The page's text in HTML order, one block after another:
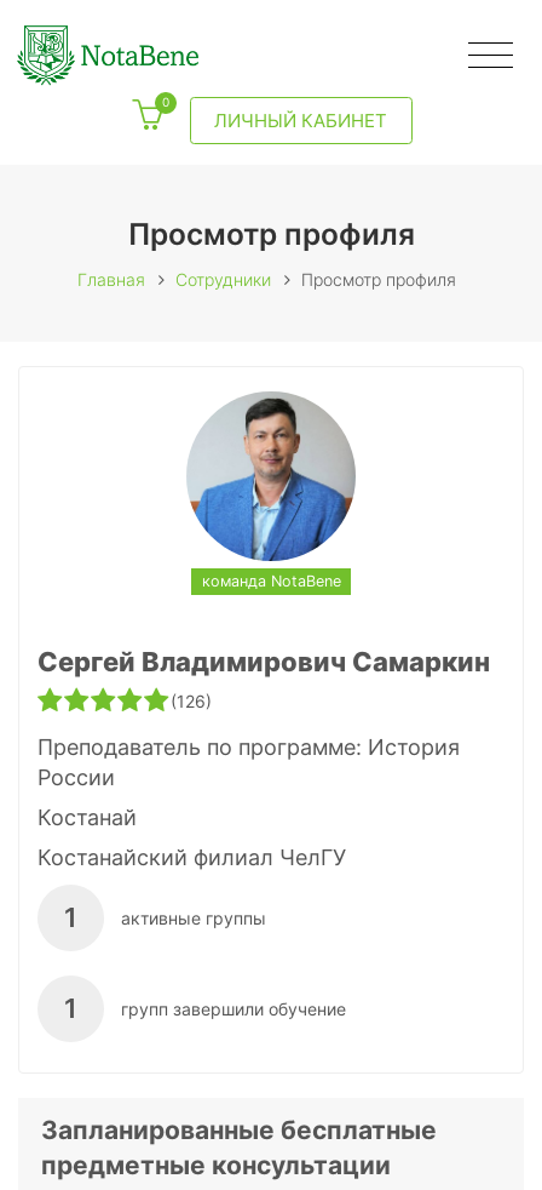
0
ЛИЧНЫЙ КАБИНЕТ
Просмотр профиля
Главная Сотрудники Просмотр профиля
команда NotaBene
Сергей Владимирович Самаркин
(126)
Преподаватель по программе: История
России
Костанай
Костанайский филиал ЧелГУ
1 активные группы
1 групп завершили обучение
Запланированные бесплатные
предметные консультации